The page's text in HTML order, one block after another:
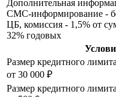
Дополнительная
СМС-информирование -
ЦБ, комиссия - 1,5% от
32% годовых
Размер кредитного
от 30 000 ₽
Размер кредитного